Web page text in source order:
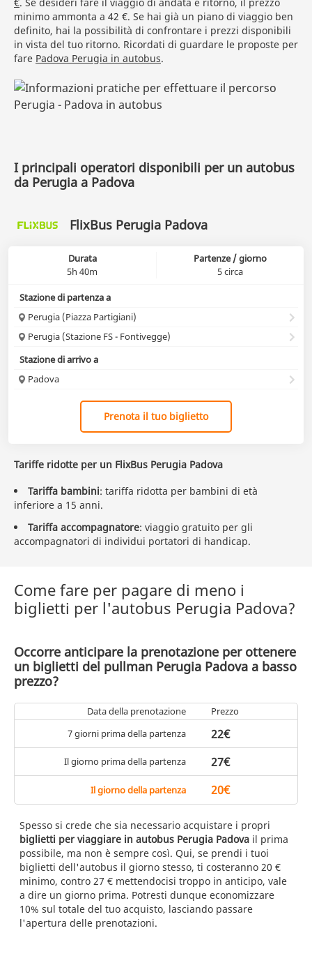
minimo ammonta a 42 €. Se hai già un piano di viaggio ben
definito, hai la possibilità di confrontare i prezzi disponibili
in vista del tuo ritorno. Ricordati di guardare le proposte per
fare Padova Perugia in autobus.
I principali operatori disponibili per un autobus
da Perugia a Padova
FlixBus Perugia Padova
Durata
Partenze / giorno
5h 40m
5 circa
Stazione di partenza a
Perugia (Piazza Partigiani)
Perugia (Stazione FS - Fontivegge)
Stazione di arrivo a
Padova
Prenota il tuo biglietto
Tariffe ridotte per un FlixBus Perugia Padova
Tariffa bambini: tariffa ridotta per bambini di età
inferiore a 15 anni.
Tariffa accompagnatore: viaggio gratuito per gli
accompagnatori di individui portatori di handicap.
Come fare per pagare di meno i
biglietti per l'autobus Perugia Padova?
Occorre anticipare la prenotazione per ottenere
un biglietti del pullman Perugia Padova a basso
prezzo?
Data della prenotazione
Prezzo
7 giorni prima della partenza
22€
Il giorno prima della partenza 27€
Il giorno della partenza 20€
Spesso si crede che sia necessario acquistare i propri
biglietti per viaggiare in autobus Perugia Padova il prima
possibile, ma non è sempre così. Qui, se prendi i tuoi
biglietti dell'autobus il giorno stesso, ti costeranno 20 €
minimo, contro 27 € mettendocisi troppo in anticipo, vale
a dire un giorno prima. Potresti dunque economizzare
10% sul totale del tuo acquisto, lasciando passare
l'apertura delle prenotazioni.